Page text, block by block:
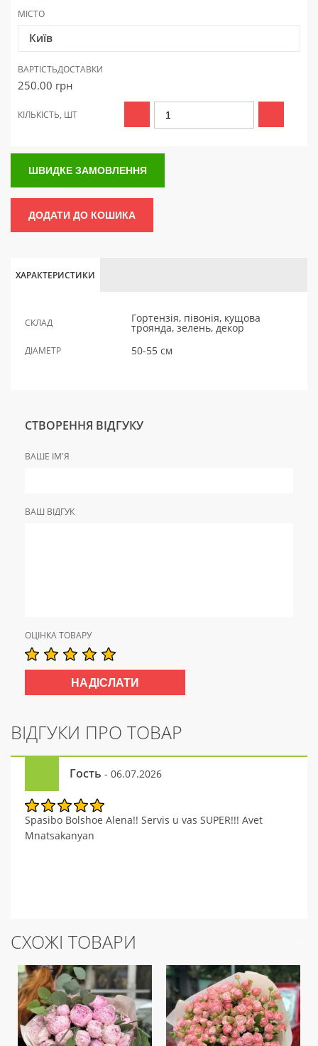
МІСТО
Київ
ВАРТІСТЬДОСТАВКИ
250.00 грн
КІЛЬКІСТЬ, ШТ
ШВИДКЕ ЗАМОВЛЕННЯ
ДОДАТИ ДО КОШИКА
ХАРАКТЕРИСТИКИ
СКЛАД Гортензія, півонія, кущова
троянда, зелень, декор
ДІАМЕТР 50-55 см
СТВОРЕННЯ ВІДГУКУ
ВАШЕ ІМ'Я
ВАШ ВІДГУК
ОЦІНКА ТОВАРУ
ВІДГУКИ ПРО ТОВАР
Гость - 06.07.2026
Spasibo Bolshoe Alena!! Servis u vas SUPER!!! Avet
Mnatsakanyan
СХОЖІ ТОВАРИ